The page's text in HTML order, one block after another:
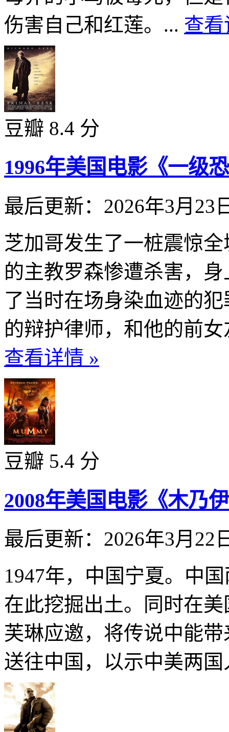
伤害自己和红莲。... 查看
豆瓣 8.4 分
1996年美国电影《一级
最后更新：2026年3月23
芝加哥发生了一桩震惊
的主教罗森惨遭杀害，
了当时在场身染血迹的
的辩护律师，和他的前
查看详情 »
豆瓣 5.4 分
2008年美国电影《木乃
最后更新：2026年3月22
1947年，中国宁夏。中
在此挖掘出土。同时在
芙琳应邀，将传说中能
送往中国，以示中美两